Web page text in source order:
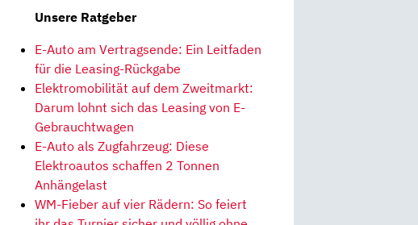
Unsere Ratgeber
E-Auto am Vertragsende: Ein Leitfaden
für die Leasing-Rückgabe
Elektromobilität auf dem Zweitmarkt:
Darum lohnt sich das Leasing von E-
Gebrauchtwagen
E-Auto als Zugfahrzeug: Diese
Elektroautos schaffen 2 Tonnen
Anhängelast
WM-Fieber auf vier Rädern: So feiert